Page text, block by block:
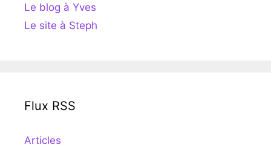
Le blog à Yves
Le site à Steph
Flux RSS
Articles